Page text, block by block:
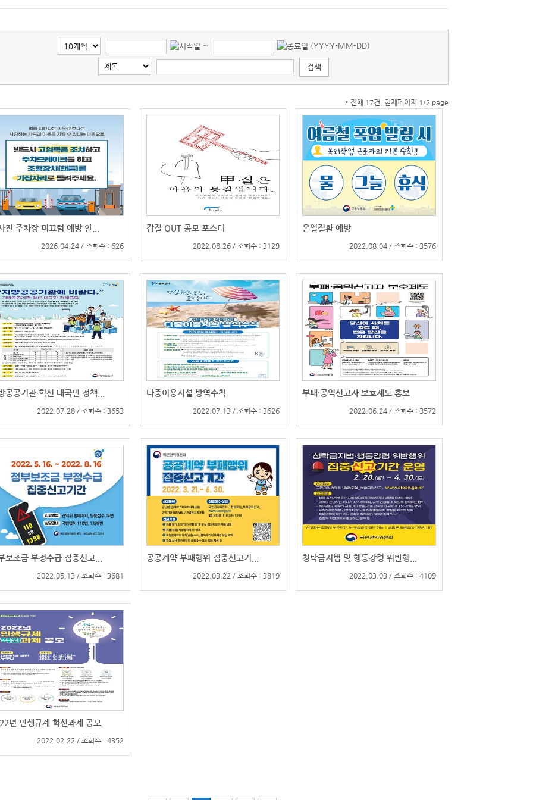
~ (YYYY-MM-DD)
* 전체 17건, 현재페이지 1/2 page
진 주차장 미끄럼 예방 안...
2026.04.24 / 조회수 : 626
갑질 OUT 공모 포스터
2022.08.26 / 조회수 : 3129
온열질환 예방
2022.08.04 / 조회수 : 3576
공공기관 혁신 대국민 정책...
2022.07.28 / 조회수 : 3653
다중이용시설 방역수칙
2022.07.13 / 조회수 : 3626
부패·공익신고자 보호제도 홍보
2022.06.24 / 조회수 : 3572
보조금 부정수급 집중신고...
2022.05.13 / 조회수 : 3681
공공계약 부패행위 집중신고기...
2022.03.22 / 조회수 : 3819
청탁금지법 및 행동강령 위반행...
2022.03.03 / 조회수 : 4109
년 민생규제 혁신과제 공모
2022.02.22 / 조회수 : 4352